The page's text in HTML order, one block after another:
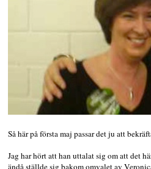
Så här på första maj passar det ju att
Jag har hört att han uttalat sig om att det
ändå ställde sig bakom omvalet av